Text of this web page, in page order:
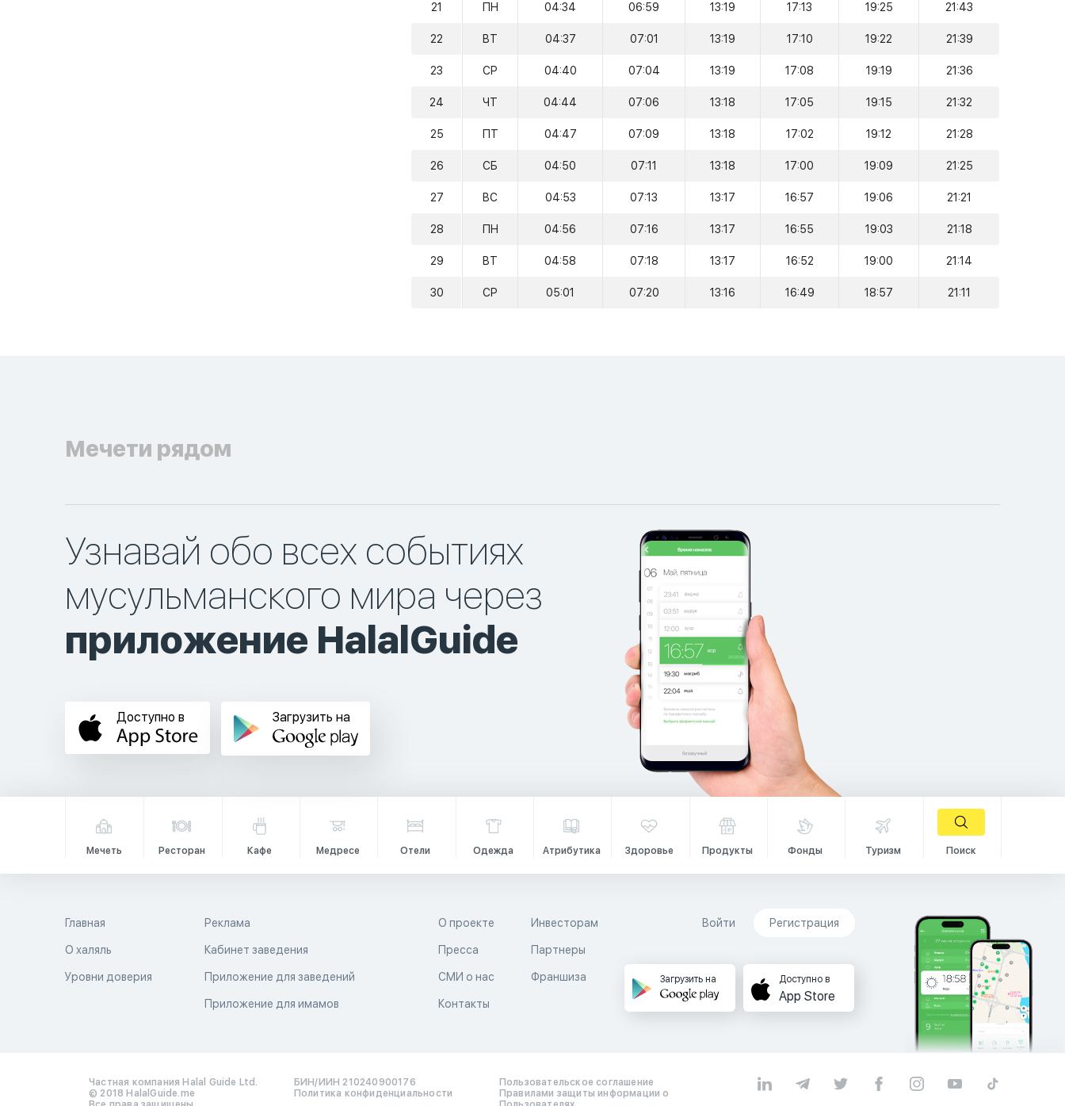
21 ПН 04:34 06:59 13:19 17:13 19:25 21:43
22 ВТ 04:37 07:01 13:19 17:10 19:22 21:39
23 СР 04:40 07:04 13:19 17:08 19:19 21:36
24 ЧТ 04:44 07:06 13:18 17:05 19:15 21:32
25 ПТ 04:47 07:09 13:18 17:02 19:12 21:28
26 СБ 04:50 07:11 13:18 17:00 19:09 21:25
27 ВС 04:53 07:13 13:17 16:57 19:06 21:21
28 ПН 04:56 07:16 13:17 16:55 19:03 21:18
29 ВТ 04:58 07:18 13:17 16:52 19:00 21:14
30 СР 05:01 07:20 13:16 16:49 18:57 21:11
Мечети рядом
Узнавай обо всех событиях
мусульманского мира через
приложение HalalGuide
Доступно в Загрузить на
Мечеть Ресторан Кафе Медресе Отели Одежда Атрибутика Здоровье Продукты Фонды Туризм Поиск
Главная
О халяль
Уровни доверия
Реклама
Кабинет заведения
Приложение для заведений
Приложение для имамов
О проекте
Пресса
СМИ о нас
Контакты
Инвесторам
Партнеры
Франшиза
Войти Регистрация
Загрузить на Доступно в
App Store
Частная компания Halal Guide Ltd.
© 2018 HalalGuide.me
БИН/ИИН 210240900176
Политика конфиденциальности
Пользовательское соглашение
Правилами защиты информации о